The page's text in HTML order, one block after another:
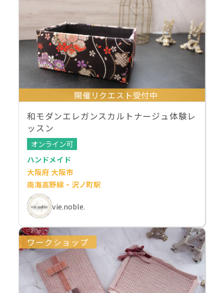
開催リクエスト受付中
和モダンエレガンスカルトナージュ体験レ
ッスン
オンライン可
ハンドメイド
大阪府 大阪市
南海高野線・沢ノ町駅
vie.noble.
ワークショップ